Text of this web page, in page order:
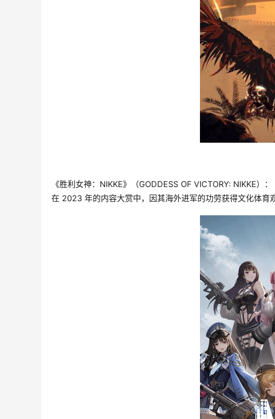
《胜利女神：NIKKE》（GODDESS OF VICTORY: NIKKE
在 2023 年的内容大赏中，因其海外进军的功劳获得文化体育